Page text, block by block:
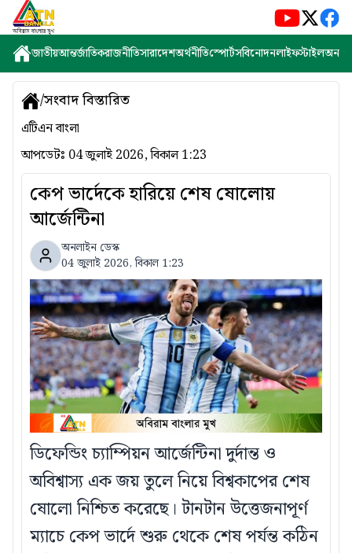
জাতীয়আন্তর্জাতিকরাজনীতিসারাদেশঅর্থনীতিস্পোর্টসবিনোদনলাইফস্টাইল
/সংবাদ বিস্তারিত
এটিএন বাংলা
আপডেটঃ 04 জুলাই 2026, বিকাল 1:23
কেপ ভার্দেকে হারিয়ে শেষ ষোলোয়
আর্জেন্টিনা
অনলাইন ডেস্ক
04 জুলাই 2026, বিকাল 1:23
ডিফেন্ডিং চ্যাম্পিয়ন আর্জেন্টিনা দুর্দান্ত ও
অবিশ্বাস্য এক জয় তুলে নিয়ে বিশ্বকাপের শেষ
ষোলো নিশ্চিত করেছে। টানটান উত্তেজনাপূর্ণ
ম্যাচে কেপ ভার্দে শুরু থেকে শেষ পর্যন্ত কঠিন